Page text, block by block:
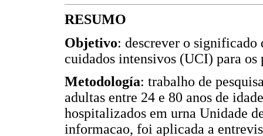
RESUMO
Objetivo: descrever o significado
cuidados intensivos (UCI) para
Metodología: trabalho de
adultas entre 24 e 80 anos de
hospitalizados em urna Unidade
informacao, foi aplicada a